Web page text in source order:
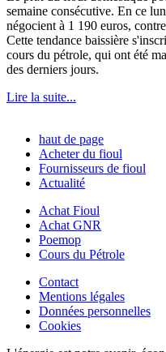
semaine consécutive. En ce
négocient à 1 190 euros,
Cette tendance baissière
cours du pétrole, qui ont été
des derniers jours.
Lire la suite...
haut de page
Acheter du fioul
Fournisseurs de fioul
Actualité
Achat Fioul
Achat GNR
Poemop
Cours du Pétrole
Contact
Mentions légales
Données personnelles
Cookies